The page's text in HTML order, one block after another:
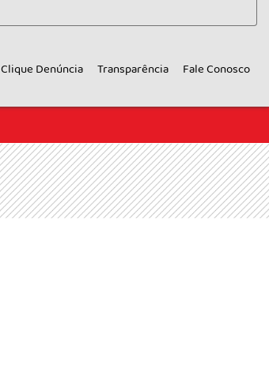
Clique Denúncia Transparência Fale Conosco